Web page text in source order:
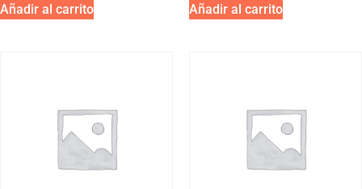
Añadir al carrito Añadir al carrito